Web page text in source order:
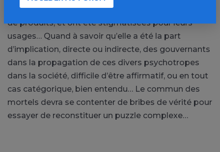
malheureusement souffert d’une diffusion massive
de produits, et ont été stigmatisées pour leurs
usages… Quand à savoir qu’elle a été la part
d’implication, directe ou indirecte, des gouvernants
dans la propagation de ces divers psychotropes
dans la société, difficile d’être affirmatif, ou en tout
cas catégorique, bien entendu… Le commun des
mortels devra se contenter de bribes de vérité pour
essayer de reconstituer un puzzle complexe…